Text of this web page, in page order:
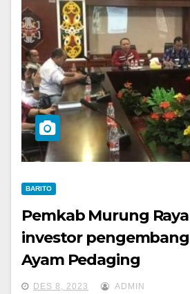
BARITO
Pemkab Murung
investor
Ayam Pedaging
DES 8, 2023 ADMIN